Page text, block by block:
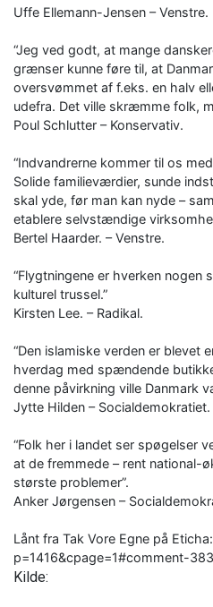
Uffe Ellemann-Jensen – Venstre.
“Jeg ved godt, at mange
grænser kunne føre til, at
oversvømmet af f.eks. en halv
udefra. Det ville skræmme folk,
Poul Schlutter – Konservativ.
“Indvandrerne kommer til os
Solide familieværdier, sunde
skal yde, før man kan nyde –
etablere selvstændige
Bertel Haarder. – Venstre.
“Flygtningene er hverken nogen
kulturel trussel.”
Kirsten Lee. – Radikal.
“Den islamiske verden er blevet
hverdag med spændende
denne påvirkning ville Danmark
Jytte Hilden – Socialdemokratiet.
“Folk her i landet ser spøgelser
at de fremmede – rent national-
største problemer”.
Anker Jørgensen –
Lånt fra Tak Vore Egne på
p=1416&cpage=1#comment-383
Kilde: